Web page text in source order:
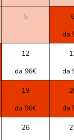
5
da
12
da 96€ da
19
da 96€ da
26